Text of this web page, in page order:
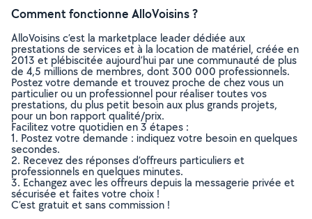
Comment fonctionne AlloVoisins ?
AlloVoisins c’est la marketplace leader dédiée aux
prestations de services et à la location de matériel, créée en
2013 et plébiscitée aujourd’hui par une communauté de plus
de 4,5 millions de membres, dont 300 000 professionnels.
Postez votre demande et trouvez proche de chez vous un
particulier ou un professionnel pour réaliser toutes vos
prestations, du plus petit besoin aux plus grands projets,
pour un bon rapport qualité/prix.
Facilitez votre quotidien en 3 étapes :
1. Postez votre demande : indiquez votre besoin en quelques
secondes.
2. Recevez des réponses d’offreurs particuliers et
professionnels en quelques minutes.
3. Echangez avec les offreurs depuis la messagerie privée et
sécurisée et faites votre choix !
C’est gratuit et sans commission !